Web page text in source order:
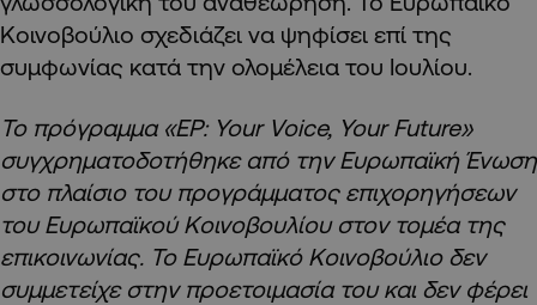
Κοινοβούλιο σχεδιάζει να ψηφίσει επί της
συμφωνίας κατά την ολομέλεια του Ιουλίου.
Το πρόγραμμα «EP: Your Voice, Your Future»
συγχρηματοδοτήθηκε από την Ευρωπαϊκή Ένωση
στο πλαίσιο του προγράμματος επιχορηγήσεων
του Ευρωπαϊκού Κοινοβουλίου στον τομέα της
επικοινωνίας. Το Ευρωπαϊκό Κοινοβούλιο δεν
συμμετείχε στην προετοιμασία του και δεν φέρει